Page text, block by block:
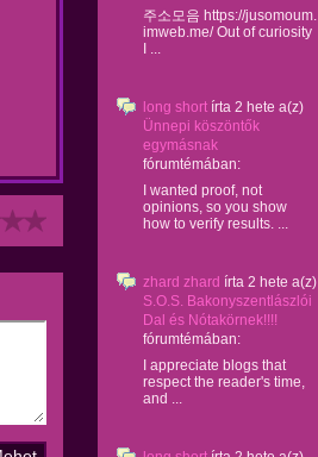
주소모음 https://jusomoum.
imweb.me/ Out of curiosity
I ...
long short írta 2 hete a(z)
Ünnepi köszöntők
egymásnak
fórumtémában:
I wanted proof, not
opinions, so you show
how to verify results. ...
zhard zhard írta 2 hete a(z)
S.O.S. Bakonyszentlászlói
Dal és Nótakörnek!!!!
fórumtémában:
I appreciate blogs that
respect the reader's time,
and ...